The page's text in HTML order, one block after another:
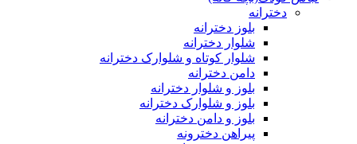
دخترانه
بلوز دخترانه
شلوار دخترانه
شلوار کوتاه و شلوارک دخترانه
دامن دخترانه
بلوز و شلوار دخترانه
بلوز و شلوارک دخترانه
بلوز و دامن دخترانه
پیراهن دخترونه